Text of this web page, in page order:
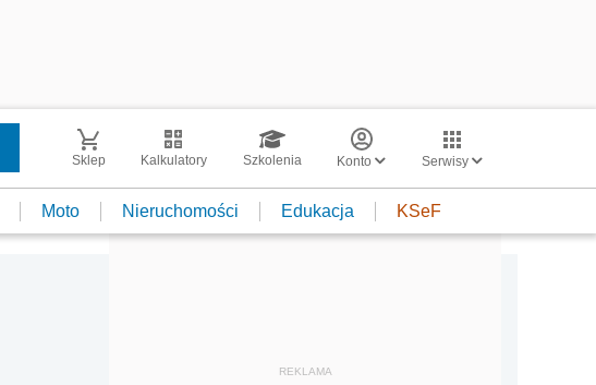
Sklep Kalkulatory Szkolenia Konto Serwisy
Moto Nieruchomości Edukacja KSeF
REKLAMA